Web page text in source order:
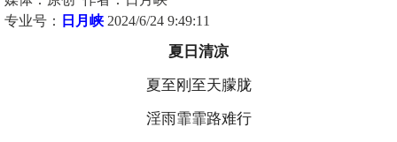
专业号：
日月峡 2024/6/24 9:49:11
夏日清凉
夏至刚至天朦胧
淫雨霏霏路难行